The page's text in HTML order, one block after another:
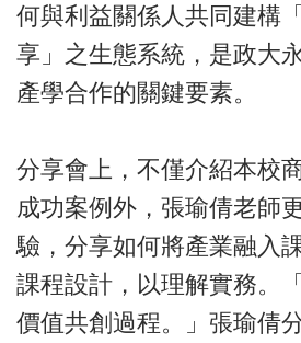
何與利益關係人共同建構
享」之生態系統，是政大
產學合作的關鍵要素。
分享會上，不僅介紹本校
成功案例外，張瑜倩老師
驗，分享如何將產業融入
課程設計，以理解實務。
價值共創過程。」張瑜倩